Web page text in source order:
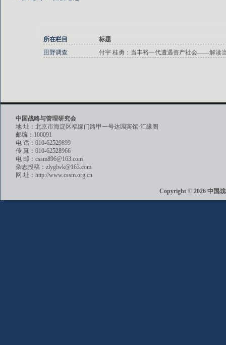
所在栏目
标题
田野调查
付宇 桂勇：当丰裕一代遭遇资产社会——解读
中国战略与管理研究会
地 址：北京市海淀区福缘门路甲一号达园宾馆·汇缘阁
邮编：100091
电 话：010-62529899
传 真：010-62528966
电 邮：cssm896@163.com
杂志投稿：zlyglwk@163.com
网 址：http://www.cssm.org.cn
Copyright © 2026 中国